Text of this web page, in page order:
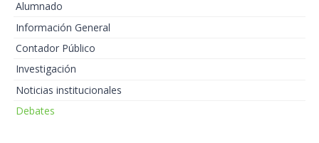
Alumnado
Información General
Contador Público
Investigación
Noticias institucionales
Debates